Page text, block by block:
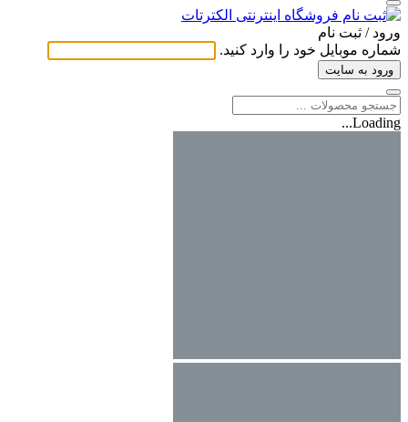
ورود / ثبت ‌نام
شماره موبایل خود را وارد کنید.
ورود به سایت
Loading...